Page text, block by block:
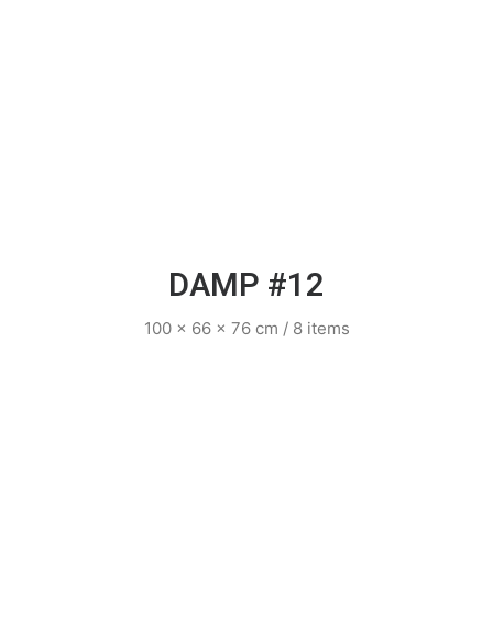
DAMP #12
100 x 66 x 76 cm / 8 items